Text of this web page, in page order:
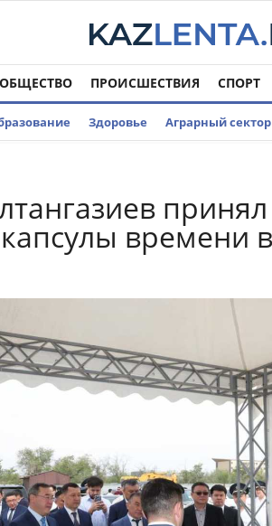
ОБЩЕСТВО ПРОИСШЕСТВИЯ СПОРТ
Здоровье Аграрный сектор
принял
времени